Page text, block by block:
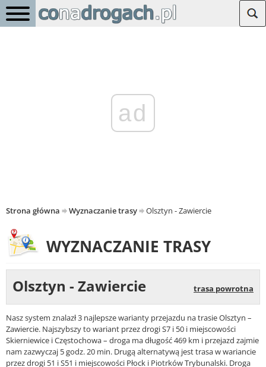
ad
Strona główna Wyznaczanie trasy Olsztyn - Zawiercie
WYZNACZANIE TRASY
Olsztyn - Zawiercie trasa powrotna
Nasz system znalazł 3 najlepsze warianty przejazdu na trasie Olsztyn –
Zawiercie. Najszybszy to wariant przez drogi S7 i 50 i miejscowości
Skierniewice i Częstochowa – droga ma długość 469 km i przejazd zajmie
nam zazwyczaj 5 godz. 20 min. Drugą alternatywą jest trasa w wariancie
przez drogi 51 i S51 i miejscowości Płock i Piotrków Trybunalski. Droga